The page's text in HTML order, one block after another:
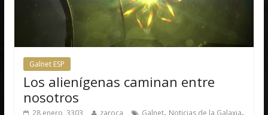
Galnet ESP
Los alienígenas caminan entre
nosotros
28 enero, 3303 zaroca Galnet, Noticias de la Galaxia,